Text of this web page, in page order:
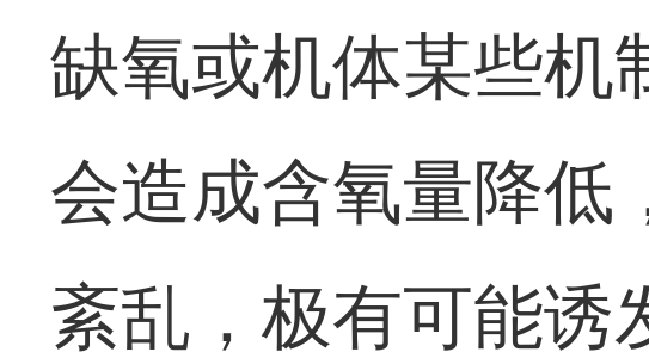
缺氧或机体某些机
会造成含氧量降低
紊乱，极有可能诱